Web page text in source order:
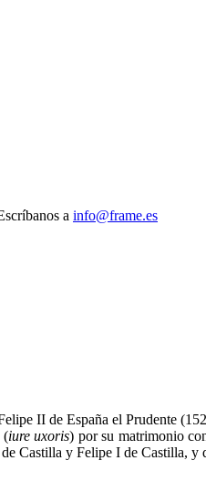
a info@frame.es
II de España el Prudente
(iure uxoris) por su matrimonio
Castilla y Felipe I de Castilla,